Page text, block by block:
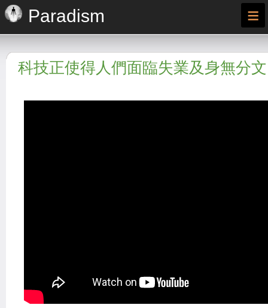
Paradism ≡
科技正使得人們面臨失業及身無分文